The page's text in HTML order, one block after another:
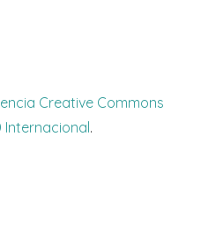
Creative Commons
Internacional.